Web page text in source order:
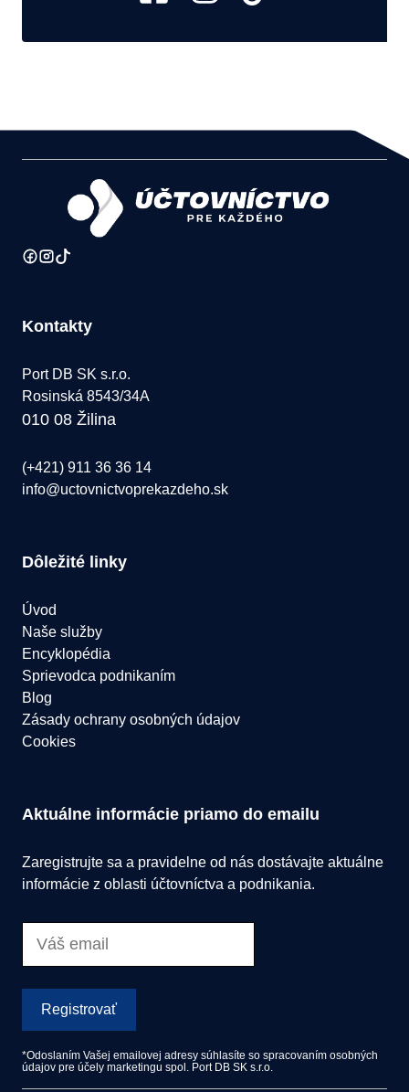
Kontakty
Port DB SK s.r.o.
Rosinská 8543/34A
010 08 Žilina
(+421) 911 36 36 14
info@uctovnictvoprekazdeho.sk
Dôležité linky
Úvod
Naše služby
Encyklopédia
Sprievodca podnikaním
Blog
Zásady ochrany osobných údajov
Cookies
Aktuálne informácie priamo do emailu
Zaregistrujte sa a pravidelne od nás dostávajte aktuálne
informácie z oblasti účtovníctva a podnikania.
Registrovať
*Odoslaním Vašej emailovej adresy súhlasíte so spracovaním osobných
údajov pre účely marketingu spol. Port DB SK s.r.o.